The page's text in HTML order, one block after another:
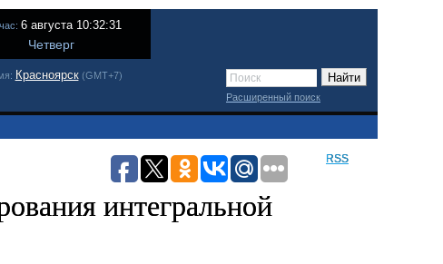
6 августа 10:32:31
Четверг
Красноярск(GMT+7)
Расширенный поиск
RSS
интегральной